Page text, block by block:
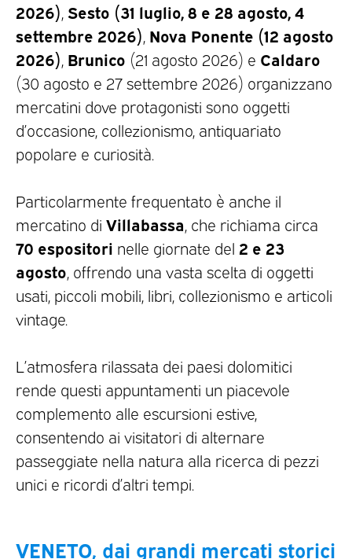
2026),Sesto (31 luglio, 8 e 28 agosto, 4
settembre 2026), Nova Ponente (12 agosto
2026), Brunico (21 agosto 2026) e Caldaro
(30 agosto e 27 settembre 2026) organizzano
mercatini dove protagonisti sono oggetti
d’occasione, collezionismo, antiquariato
popolare e curiosità.
Particolarmente frequentato è anche il
mercatino di Villabassa, che richiama circa
70 espositori nelle giornate del 2 e 23
agosto, offrendo una vasta scelta di oggetti
usati, piccoli mobili, libri, collezionismo e articoli
vintage.
L’atmosfera rilassata dei paesi dolomitici
rende questi appuntamenti un piacevole
complemento alle escursioni estive,
consentendo ai visitatori di alternare
passeggiate nella natura alla ricerca di pezzi
unici e ricordi d’altri tempi.
VENETO, dai grandi mercati storici